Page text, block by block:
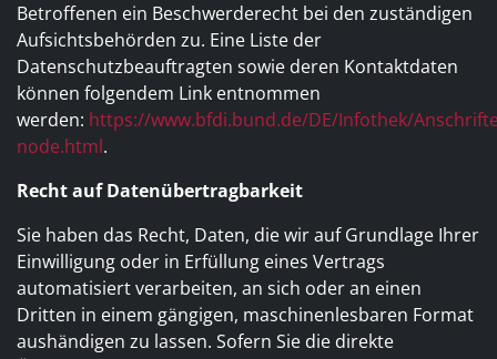
Betroffenen ein Beschwerderecht bei den zuständigen
Aufsichtsbehörden zu. Eine Liste der
Datenschutzbeauftragten sowie deren Kontaktdaten
können folgendem Link entnommen
werden: https://www.bfdi.bund.de/DE/Infothek/
node.html.
Recht auf Datenübertragbarkeit
Sie haben das Recht, Daten, die wir auf Grundlage Ihrer
Einwilligung oder in Erfüllung eines Vertrags
automatisiert verarbeiten, an sich oder an einen
Dritten in einem gängigen, maschinenlesbaren Format
aushändigen zu lassen. Sofern Sie die direkte